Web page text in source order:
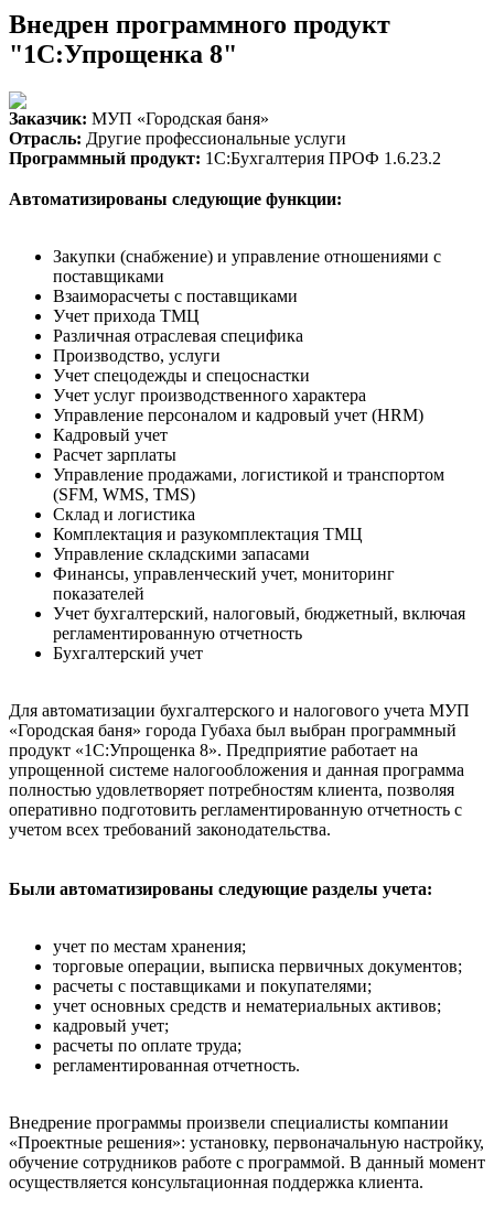
Внедрен программного продукт
"1С:Упрощенка 8"
Заказчик: МУП «Городская баня»
Отрасль: Другие профессиональные услуги
Программный продукт: 1С:Бухгалтерия ПРОФ 1.6.23.2
Автоматизированы следующие функции:
Закупки (снабжение) и управление отношениями с
поставщиками
Взаиморасчеты с поставщиками
Учет прихода ТМЦ
Различная отраслевая специфика
Производство, услуги
Учет спецодежды и спецоснастки
Учет услуг производственного характера
Управление персоналом и кадровый учет (HRM)
Кадровый учет
Расчет зарплаты
Управление продажами, логистикой и транспортом
(SFM, WMS, TMS)
Склад и логистика
Комплектация и разукомплектация ТМЦ
Управление складскими запасами
Финансы, управленческий учет, мониторинг
показателей
Учет бухгалтерский, налоговый, бюджетный, включая
регламентированную отчетность
Бухгалтерский учет
Для автоматизации бухгалтерского и налогового учета МУП
«Городская баня» города Губаха был выбран программный
продукт «1С:Упрощенка 8». Предприятие работает на
упрощенной системе налогообложения и данная программа
полностью удовлетворяет потребностям клиента, позволяя
оперативно подготовить регламентированную отчетность с
учетом всех требований законодательства.
Были автоматизированы следующие разделы учета:
учет по местам хранения;
торговые операции, выписка первичных документов;
расчеты с поставщиками и покупателями;
учет основных средств и нематериальных активов;
кадровый учет;
расчеты по оплате труда;
регламентированная отчетность.
Внедрение программы произвели специалисты компании
«Проектные решения»: установку, первоначальную настройку,
обучение сотрудников работе с программой. В данный момент
осуществляется консультационная поддержка клиента.